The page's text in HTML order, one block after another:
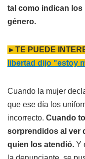
tal como indican
género.
►TE PUEDE
libertad dijo "estoy
Cuando la mujer
que ese día los
incorrecto. Cuando
sorprendidos al ver
quien los atendió. Y